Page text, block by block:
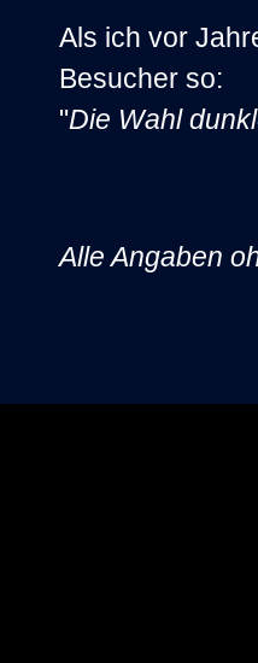
Als ich vor
Besucher so:
"Die Wahl
Alle Angaben